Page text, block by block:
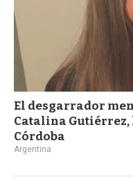
El desgarrador
Catalina
Córdoba
Argentina